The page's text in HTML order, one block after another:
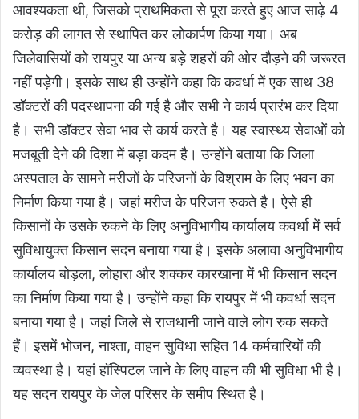
आवश्यकता थी, जिसको प्राथमिकता से पूरा करते हुए आज साढ़े 4
करोड़ की लागत से स्थापित कर लोकार्पण किया गया। अब
जिलेवासियों को रायपुर या अन्य बड़े शहरों की ओर दौड़ने की जरूरत
नहीं पड़ेगी। इसके साथ ही उन्होंने कहा कि कवर्धा में एक साथ 38
डॉक्टरों की पदस्थापना की गई है और सभी ने कार्य प्रारंभ कर दिया
है। सभी डॉक्टर सेवा भाव से कार्य करते है। यह स्वास्थ्य सेवाओं को
मजबूती देने की दिशा में बड़ा कदम है। उन्होंने बताया कि जिला
अस्पताल के सामने मरीजों के परिजनों के विश्राम के लिए भवन का
निर्माण किया गया है। जहां मरीज के परिजन रुकते है। ऐसे ही
किसानों के उसके रुकने के लिए अनुविभागीय कार्यालय कवर्धा में सर्व
सुविधायुक्त किसान सदन बनाया गया है। इसके अलावा अनुविभागीय
कार्यालय बोड़ला, लोहारा और शक्कर कारखाना में भी किसान सदन
का निर्माण किया गया है। उन्होंने कहा कि रायपुर में भी कवर्धा सदन
बनाया गया है। जहां जिले से राजधानी जाने वाले लोग रुक सकते
हैं। इसमें भोजन, नाश्ता, वाहन सुविधा सहित 14 कर्मचारियों की
व्यवस्था है। यहां हॉस्पिटल जाने के लिए वाहन की भी सुविधा भी है।
यह सदन रायपुर के जेल परिसर के समीप स्थित है।